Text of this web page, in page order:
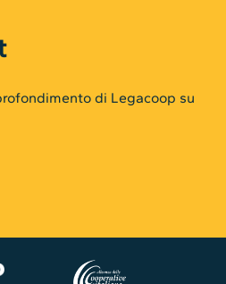
di Legacoop su